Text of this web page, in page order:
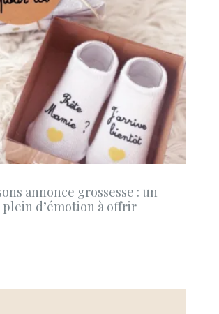
annonce grossesse : un
d’émotion à offrir